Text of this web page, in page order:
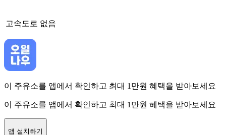
고속도로 없음
이 주유소를 앱에서 확인하고 최대 1만원 혜택을 받아보세요
이 주유소를 앱에서 확인하고 최대 1만원 혜택을 받아보세요
앱 설치하기